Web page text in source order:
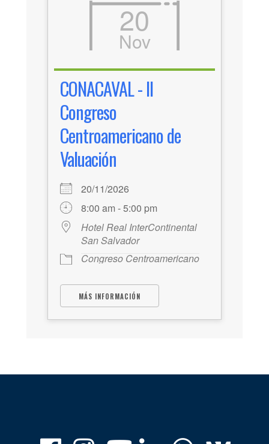
20
Nov
CONACAVAL - II
Congreso
Centroamericano de
Valuación
20/11/2026
8:00 am - 5:00 pm
Hotel Real InterContinental
San Salvador
Congreso Centroamericano
MÁS INFORMACIÓN